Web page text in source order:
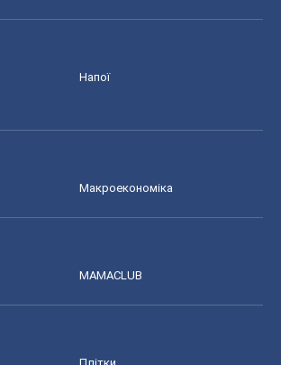
Напої
Макроекономіка
MAMACLUB